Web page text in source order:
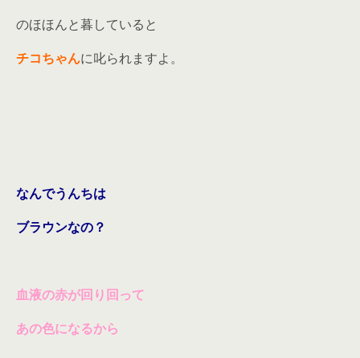
のほほんと暮していると
チコちゃんに叱られますよ。
なんでうんちは
ブラウンなの？
血液の赤が回り回って
あの色になるから